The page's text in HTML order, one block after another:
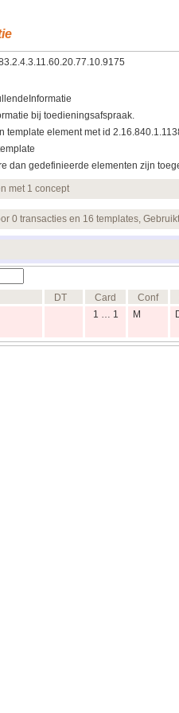
bij toedieningsafspraak.
template element met id
dan gedefinieerde elementen zijn
met 1 concept
0 transacties en 16 templates,
DT Card Conf
1 … 1 M